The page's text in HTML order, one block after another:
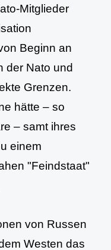
Mitglieder
Beginn an
der Nato und
Grenzen.
hätte – so
– samt ihres
einem
"Feindstaat"
von Russen
Westen das